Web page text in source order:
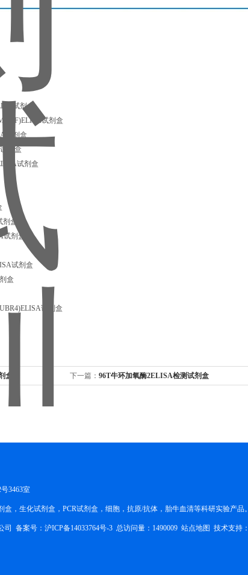
试剂盒
试剂盒
试剂盒
剂盒
试剂盒
盒
剂盒
试剂盒
盒
试剂盒
盒 下一篇： 96T牛环加氧酶2ELISA检测试剂盒
3463室
，生化试剂盒，PCR试剂盒，细胞，抗原/抗体，胎牛血清等科研实验产品。
司 备案号： 沪ICP备14033764号-3 总访问量：1490009 站点地图 技术支持：